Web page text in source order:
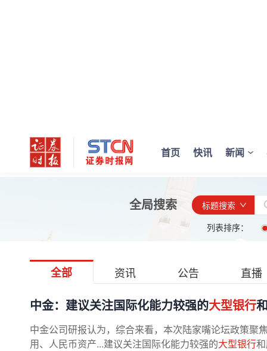
首页 快讯 新闻
全局搜索
标题搜索
列表排序：
全部 资讯 公告 直播
中金：建议关注国际化能力较强的大型银行
中金公司研报认为，综合来看，本次陆家嘴论坛政策聚
用、人民币资产...建议关注国际化能力较强的大型银行